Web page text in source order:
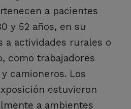
a pacientes
y 52 años, en su
a actividades rurales o
como trabajadores
camioneros. Los
estuvieron
a ambientes